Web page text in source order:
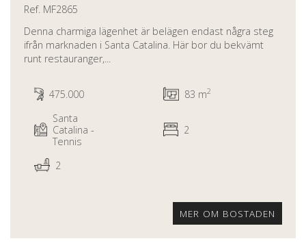
Ref. MF2865
Denna charmiga lägenhet är belägen endast några steg
ifrån marknaden i Santa Catalina. Här bor du bekvämt
runt restauranger,...
475.000 83 m2
Santa
Catalina -
Tennis
2
2
MER OM BOSTADEN